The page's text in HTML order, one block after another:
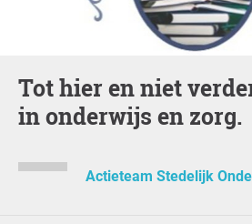
Tot hier en niet verder! Investeer
in onderwijs en zorg.
Actieteam Stedelijk